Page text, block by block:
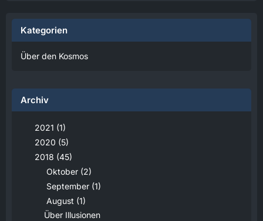
Kategorien
Über den Kosmos
Archiv
2021 (1)
2020 (5)
2018 (45)
Oktober (2)
September (1)
August (1)
Über Illusionen